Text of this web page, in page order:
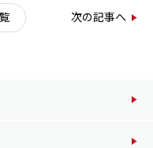
次の記事へ